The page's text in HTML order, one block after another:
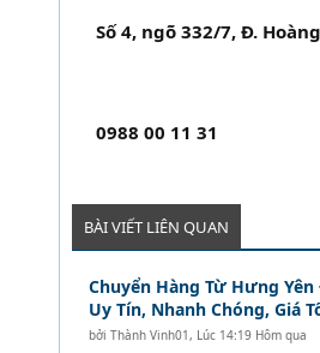
Số 4, ngõ 332/7, Đ.
0988 00 11 31
BÀI VIẾT LIÊN QUAN
Chuyển Hàng Từ Hưng Yên
Uy Tín, Nhanh Chóng, Giá
bởi Thành Vinh01, Lúc 14:19 Hôm qua